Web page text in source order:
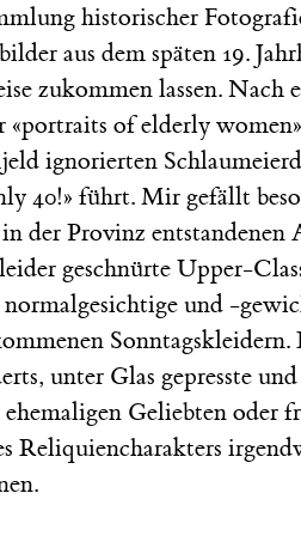
historischer
aus dem späten 19.
zukommen lassen. Nach
«portraits of elderly
ignorierten
40!» führt. Mir gefällt
der Provinz entstandenen
geschnürte Upper-
und -
Sonntagskleidern.
unter Glas gepresste
Geliebten oder
Reliquiencharakters